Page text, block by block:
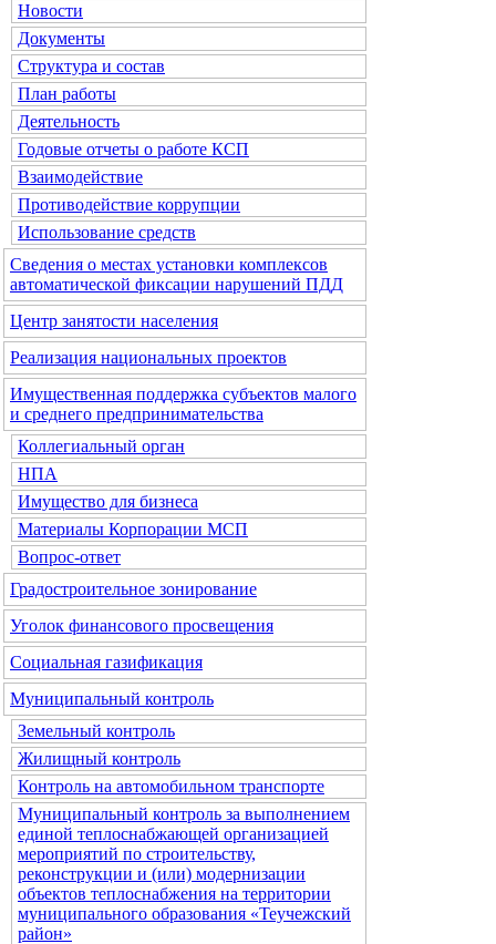
Новости
Документы
Структура и состав
План работы
Деятельность
Годовые отчеты о работе КСП
Взаимодействие
Противодействие коррупции
Использование средств
Сведения о местах установки комплексов
автоматической фиксации нарушений ПДД
Центр занятости населения
Реализация национальных проектов
Имущественная поддержка субъектов малого
и среднего предпринимательства
Коллегиальный орган
НПА
Имущество для бизнеса
Материалы Корпорации МСП
Вопрос-ответ
Градостроительное зонирование
Уголок финансового просвещения
Социальная газификация
Муниципальный контроль
Земельный контроль
Жилищный контроль
Контроль на автомобильном транспорте
Муниципальный контроль за выполнением
единой теплоснабжающей организацией
мероприятий по строительству,
реконструкции и (или) модернизации
объектов теплоснабжения на территории
муниципального образования «Теучежский
район»